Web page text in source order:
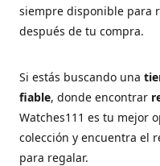
siempre disponible para
después de tu compra.
Si estás buscando una
fiable, donde encontrar
Watches111 es tu mejor
colección y encuentra el
para regalar.